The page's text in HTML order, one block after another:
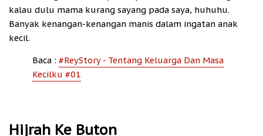
kalau dulu mama kurang sayang pada saya, huhuhu.
Banyak kenangan-kenangan manis dalam ingatan anak
kecil.
Baca : #ReyStory - Tentang Keluarga Dan Masa
Kecilku #01
Hijrah Ke Buton